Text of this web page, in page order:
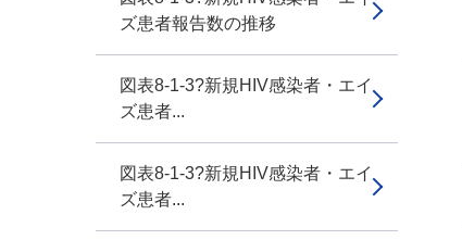
ズ患者報告数の推移
図表8-1-3?新規HIV感染者・エイ
ズ患者...
図表8-1-3?新規HIV感染者・エイ
ズ患者...